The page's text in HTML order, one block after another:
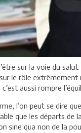
sur la voie du
le rôle extrêmement
aussi rompre
l’on peut se dire
que les départs
sine qua non de la